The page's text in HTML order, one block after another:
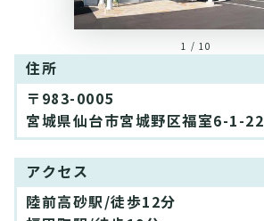
1 / 10
住所
〒983-0005
宮城県仙台市宮城野区福室6-1-22
アクセス
陸前高砂駅/徒歩12分